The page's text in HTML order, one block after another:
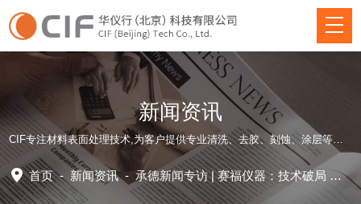
新闻资讯
CIF专注材料表面处理技术,为客户提供专业清洗、去胶、刻蚀、涂层等方面仪器装备和应用工艺解决方案！
首页- 新闻资讯-承德新闻专访 | 赛福仪器：技术破局 创新突围！